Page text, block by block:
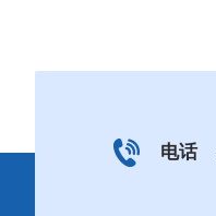
电话